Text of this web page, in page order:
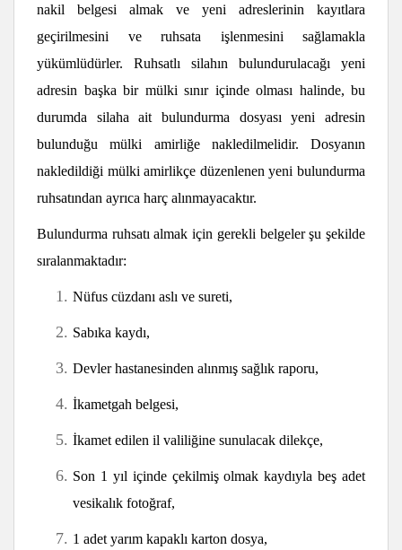
nakil belgesi almak ve yeni adreslerinin kayıtlara
geçirilmesini ve ruhsata işlenmesini sağlamakla
yükümlüdürler. Ruhsatlı silahın bulundurulacağı yeni
adresin başka bir mülki sınır içinde olması halinde, bu
durumda silaha ait bulundurma dosyası yeni adresin
bulunduğu mülki amirliğe nakledilmelidir. Dosyanın
nakledildiği mülki amirlikçe düzenlenen yeni bulundurma
ruhsatından ayrıca harç alınmayacaktır.
Bulundurma ruhsatı almak için gerekli belgeler şu şekilde
sıralanmaktadır:
Nüfus cüzdanı aslı ve sureti,
Sabıka kaydı,
Devler hastanesinden alınmış sağlık raporu,
İkametgah belgesi,
İkamet edilen il valiliğine sunulacak dilekçe,
Son 1 yıl içinde çekilmiş olmak kaydıyla beş adet
vesikalık fotoğraf,
1 adet yarım kapaklı karton dosya,